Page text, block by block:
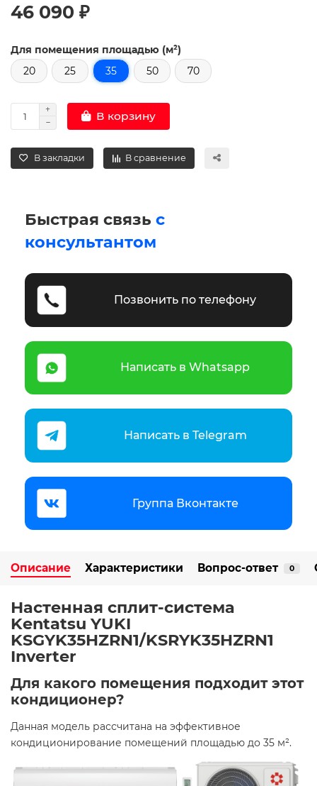
46 090 ₽
Для помещения площадью (м²)
20
25 35 50 70
В корзину
В закладки В сравнение
Быстрая связь с
консультантом
Позвонить по телефону
Написать в Whatsapp
Написать в Telegram
Группа Вконтакте
Описание Характеристики Вопрос-ответ 0
Настенная сплит-система
Kentatsu YUKI
KSGYK35HZRN1/KSRYK35HZRN1
Inverter
Для какого помещения подходит этот
кондиционер?
Данная модель рассчитана на эффективное
кондиционирование помещений площадью до 35 м². ​